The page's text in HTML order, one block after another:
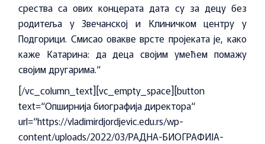
срества са ових концерата дата су за децу без
родитеља у Звечанској и Клиничком центру у
Подгорици. Смисао овакве врсте пројеката је, како
каже Катарина: да деца својим умећем помажу
својим другарима.“
[/vc_column_text][vc_empty_space][button
text=“Опширнија биографија директора“
url=“https://vladimirdjordjevic.edu.rs/wp-
content/uploads/2022/03/РАДНА-БИОГРАФИЈА-